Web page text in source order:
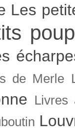
Les
de Merle
Livres